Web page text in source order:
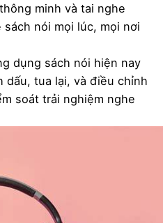
minh và tai nghe
nói mọi lúc, mọi nơi
dụng sách nói hiện nay
dấu, tua lại, và điều chỉnh
soát trải nghiệm nghe